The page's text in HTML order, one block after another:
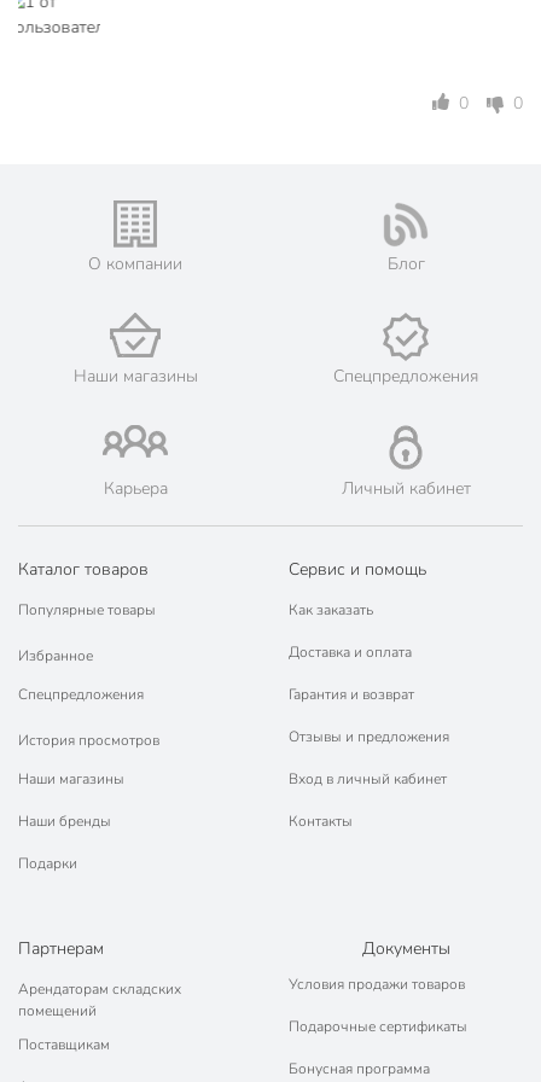
Беречь от огня! Воспламеняющийся продукт!
месте, не доступном детям, вдали от источников огня.
после окончания работ тщательно проветрить
помещение.
При нанесении эмали краскораспылителем для
пользоваться респиратором.
Для защиты рук применять резиновые перчатки.
0.8 кг
Время полного высыхания, ч
24 ч
Бренд
Простокрашено
Страна производства
Количество компонентов
Особенности
атмосферостойкий
износостойкий
Тип поверхности
дерево
0 0
О компании Блог
Наши магазины Спецпредложения
Карьера Личный кабинет
Каталог товаров
Популярные товары
Избранное
Спецпредложения
История просмотров
Наши магазины
Наши бренды
Подарки
Сервис и помощь
Как заказать
Доставка и оплата
Гарантия и возврат
Отзывы и предложения
Вход в личный кабинет
Контакты
Партнерам
Арендаторам складских
помещений
Поставщикам
Документы
Условия продажи товаров
Подарочные сертификаты
Бонусная программа